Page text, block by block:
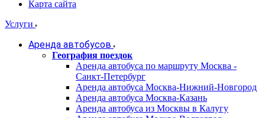
Карта сайта
Услуги
Аренда автобусов
География поездок
Аренда автобуса по маршруту Москва -
Санкт-Петербург
Аренда автобуса Москва-Нижний-Новгород
Аренда автобуса Москва-Казань
Аренда автобуса из Москвы в Калугу